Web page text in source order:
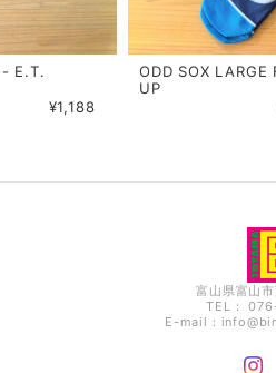
- E.T.
¥1,188
ODD SOX
UP
富山県富山
TEL：
E-mail：